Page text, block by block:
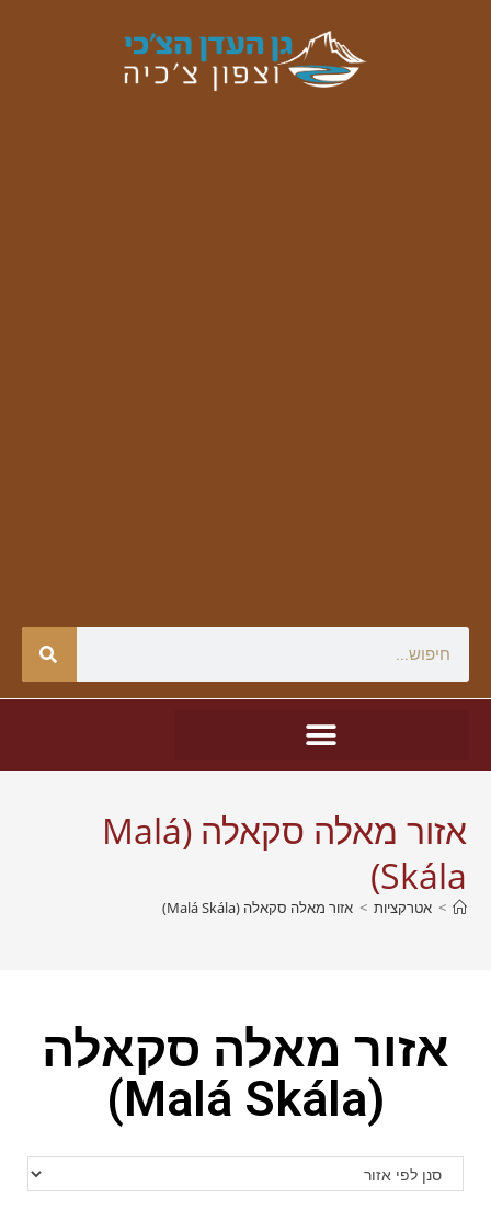
אזור מאלה סקאלה (Malá
Skála)
> אטרקציות > אזור מאלה סקאלה (Malá Skála)
אזור מאלה סקאלה
(Malá Skála)